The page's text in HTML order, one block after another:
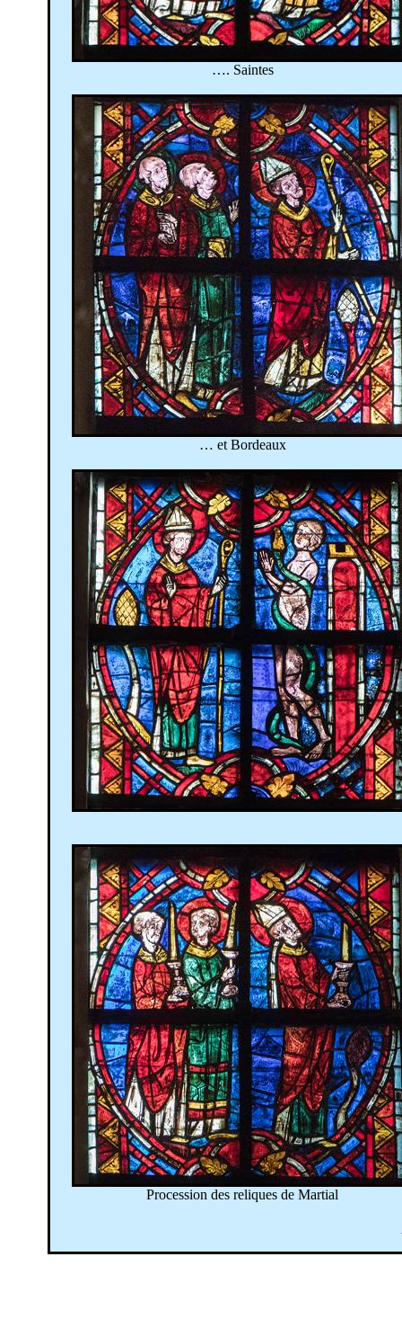
…. Saintes
… et Bordeaux
Procession des reliques de Martial